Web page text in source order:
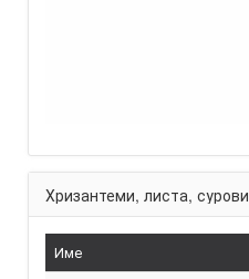
Хризантеми, листа, сурови
Име